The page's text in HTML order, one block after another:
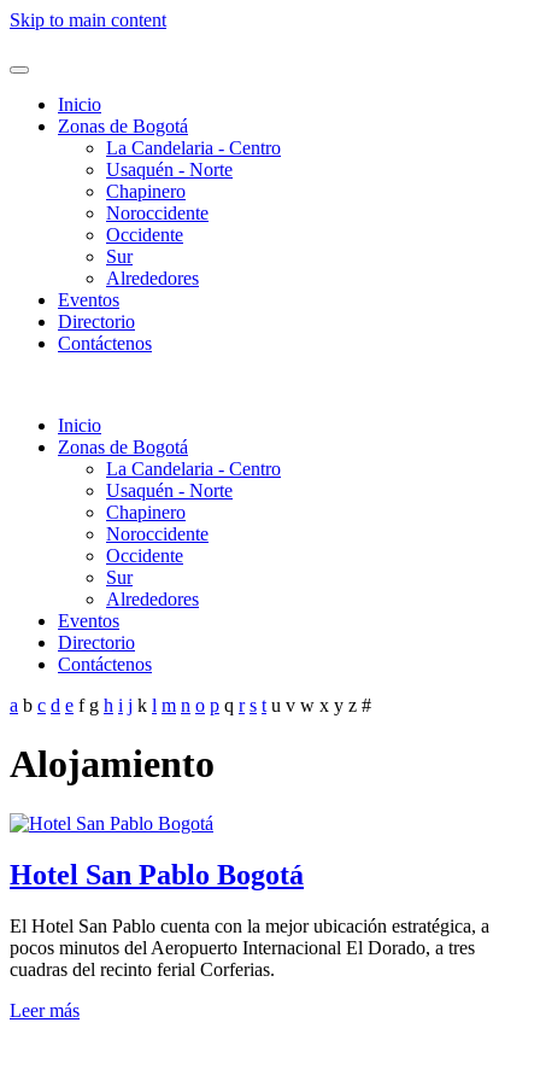
Skip to main content
Inicio
Zonas de Bogotá
La Candelaria - Centro
Usaquén - Norte
Chapinero
Noroccidente
Occidente
Sur
Alrededores
Eventos
Directorio
Contáctenos
Inicio
Zonas de Bogotá
La Candelaria - Centro
Usaquén - Norte
Chapinero
Noroccidente
Occidente
Sur
Alrededores
Eventos
Directorio
Contáctenos
a b c d e f g h i j k l m n o p q r s t u v w x y z #
Alojamiento
Hotel San Pablo Bogotá
El Hotel San Pablo cuenta con la mejor ubicación estratégica, a
pocos minutos del Aeropuerto Internacional El Dorado, a tres
cuadras del recinto ferial Corferias.
Leer más